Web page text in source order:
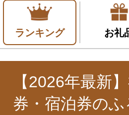
ランキング お礼
【2026年最新
券・宿泊券の